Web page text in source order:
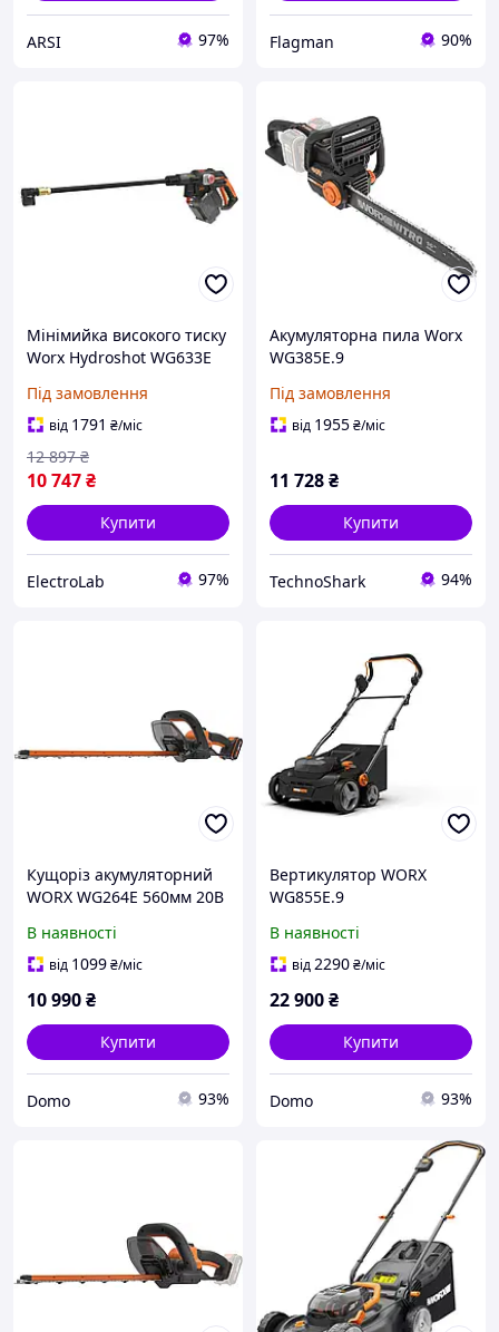
ARSI 97% Flagman 90%
Мінімийка високого тиску
Worx Hydroshot WG633E
Під замовлення
від 1791 ₴/міс
10 747₴
12 897 ₴
Купити
ElectroLab 97%
Акумуляторна пила Worx
WG385E.9
Під замовлення
від 1955₴/міс
11 728₴
Купити
TechnoShark 94%
Кущоріз акумуляторний
WORX WG264E 560мм 20В
В наявності
від 1099₴/міс
10 990₴
Купити
Domo 93%
Вертикулятор WORX
WG855E.9
шириною 36 см Черный
В наявності
від2290₴/міс
22 900₴
Купити
Domo 93%